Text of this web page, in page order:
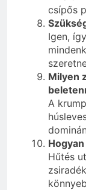
csípős
Igen,
Milyen
A
Hűtés